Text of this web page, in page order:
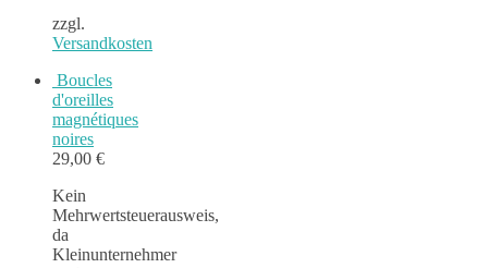
zzgl.
Versandkosten
Boucles
d'oreilles
magnétiques
noires
29,00 €
Kein
Mehrwertsteuerausweis,
da
Kleinunternehmer